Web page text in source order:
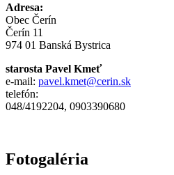
Adresa:
Obec Čerín
Čerín 11
974 01 Banská Bystrica
starosta Pavel Kmeť
e-mail: pavel.kmet@cerin.sk
telefón:
048/4192204, 0903390680
Fotogaléria